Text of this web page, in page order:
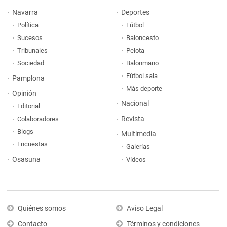
Navarra
Política
Sucesos
Tribunales
Sociedad
Pamplona
Opinión
Editorial
Colaboradores
Blogs
Encuestas
Osasuna
Deportes
Fútbol
Baloncesto
Pelota
Balonmano
Fútbol sala
Más deporte
Nacional
Revista
Multimedia
Galerías
Vídeos
Quiénes somos
Contacto
Aviso Legal
Términos y condiciones